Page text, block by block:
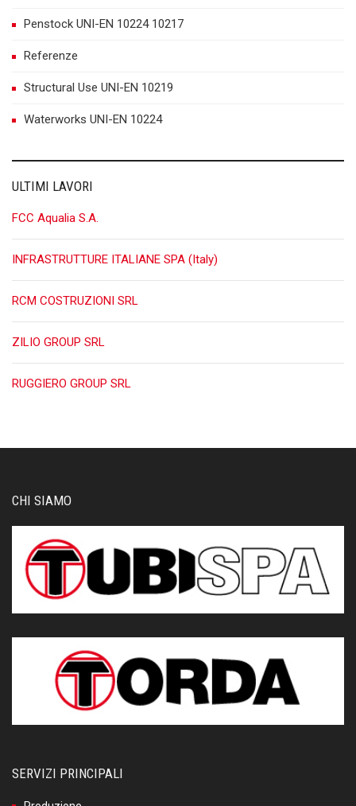
Penstock UNI-EN 10224 10217
Referenze
Structural Use UNI-EN 10219
Waterworks UNI-EN 10224
ULTIMI LAVORI
FCC Aqualia S.A.
INFRASTRUTTURE ITALIANE SPA (Italy)
RCM COSTRUZIONI SRL
ZILIO GROUP SRL
RUGGIERO GROUP SRL
CHI SIAMO
SERVIZI PRINCIPALI